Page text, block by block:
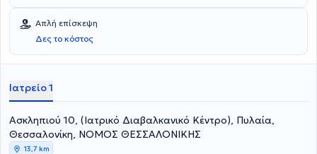
Απλή επίσκεψη
Δες το κόστος
Ιατρείο 1
Ασκληπιού 10, (Ιατρικό Διαβαλκανικό Κέντρο), Πυλαία,
Θεσσαλονίκη, ΝΟΜΟΣ ΘΕΣΣΑΛΟΝΙΚΗΣ
13,7 km